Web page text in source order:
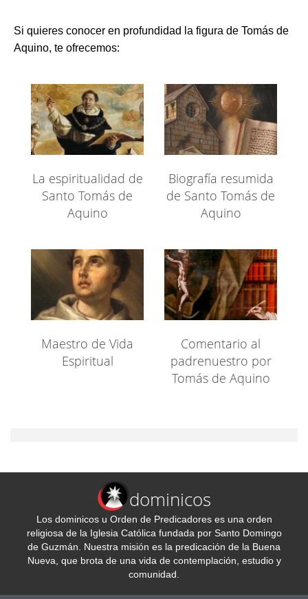
Si quieres conocer en profundidad la figura de Tomás de
Aquino, te ofrecemos:
La espiritualidad de
Santo Tomás de
Aquino
Biografía resumida
de Santo Tomás de
Aquino
Maestro de Vida
Espiritual
Comentario al
padrenuestro por
Tomás de Aquino
dominicos
Los dominicos u Orden de Predicadores es una orden
religiosa de la Iglesia Católica fundada por Santo Domingo
de Guzmán. Nuestra misión es la predicación de la Buena
Nueva, que brota de una vida de contemplación, estudio y
comunidad.